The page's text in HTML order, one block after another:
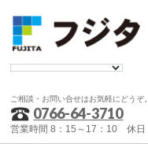
ご相談・お問い合せはお気軽にどうぞ。
0766-64-3710
営業時間 8：15～17：10 休日